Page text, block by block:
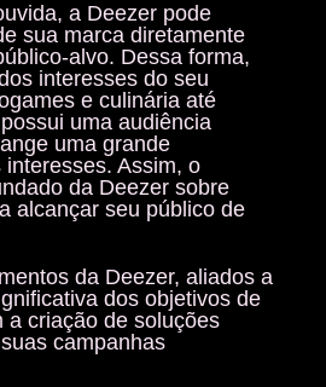
a Deezer pode
sua marca diretamente
alvo. Dessa forma,
interesses do seu
e culinária até
uma audiência
uma grande
Assim, o
da Deezer sobre
alcançar seu público de
da Deezer, aliados a
dos objetivos de
a criação de soluções
campanhas